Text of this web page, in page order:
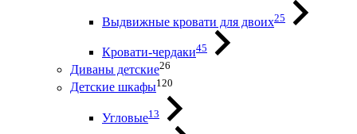
Выдвижные кровати для двоих25
Кровати-чердаки45
Диваны детские26
Детские шкафы120
Угловые13